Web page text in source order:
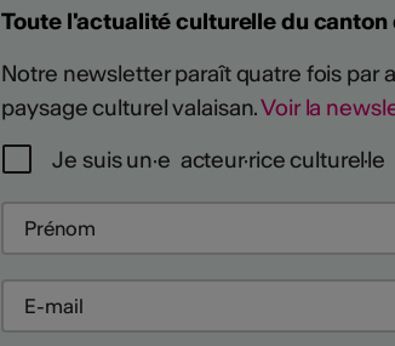
Toute l'actualité culturelle du
Notre newsletter paraît quatre fois par
paysage culturel valaisan.Voir la
Je suis un·e acteur·rice culturel·le